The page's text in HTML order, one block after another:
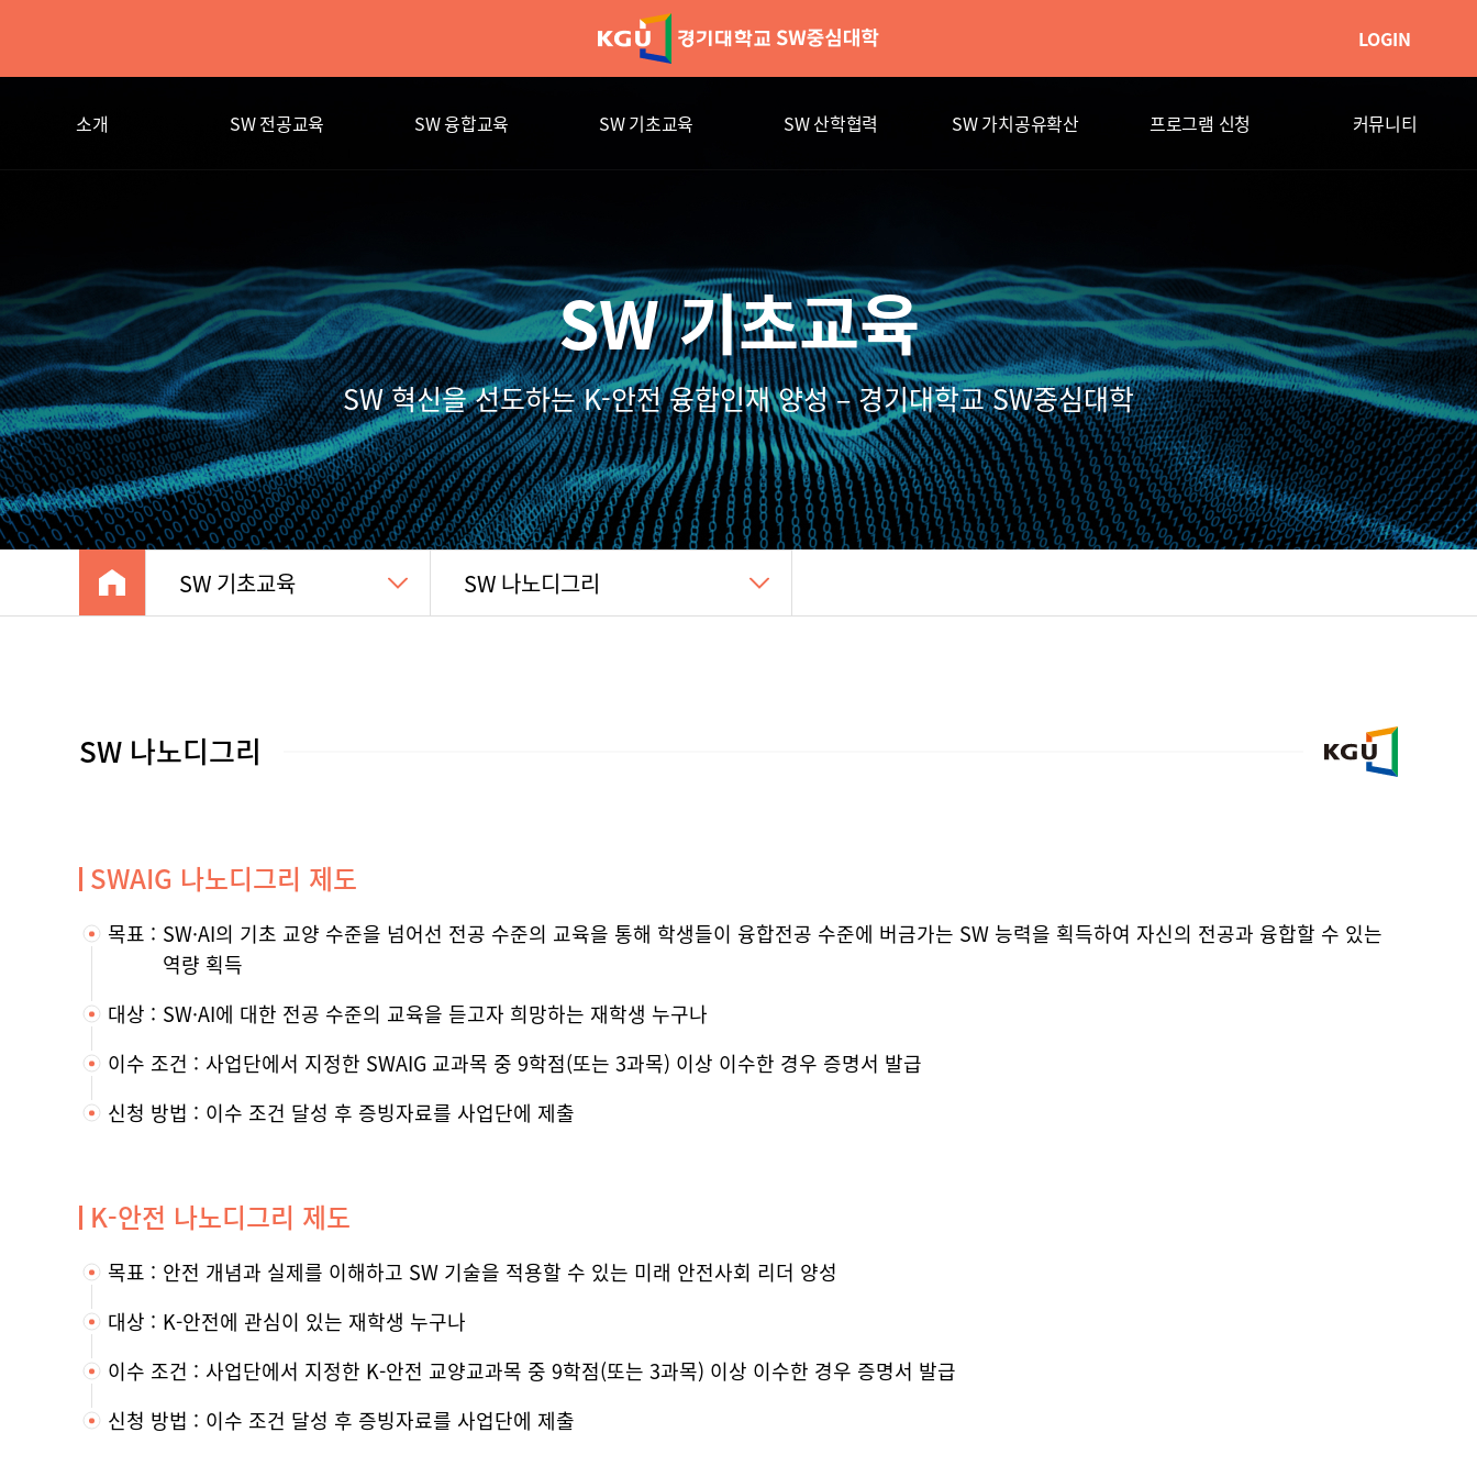
LOGIN
소개 SW 전공교육 SW 융합교육 SW 기초교육 SW 산학협력 SW 가치공유확산 프로그램 신청 커뮤니티
SW 기초교육
SW 혁신을 선도하는 K-안전 융합인재 양성– 경기대학교 SW중심대학
home
가
SW 기초교육
부
SW 나노디그리
부
SW 나노디그리
SWAIG 나노디그리 제도
목표
SW·AI의 기초 교양 수준을 넘어선 전공 수준의 교육을 통해 학생들이 융합전공 수준에 버금가는 SW 능력을 획득하여 자신의 전공과 융합할 수 있는
역량 획득
대상
SW·AI에 대한 전공 수준의 교육을 듣고자 희망하는 재학생 누구나
이수 조건
사업단에서 지정한 SWAIG 교과목 중 9학점(또는 3과목) 이상 이수한 경우 증명서 발급
신청 방법
이수 조건 달성 후 증빙자료를 사업단에 제출
K-안전 나노디그리 제도
목표
안전 개념과 실제를 이해하고 SW 기술을 적용할 수 있는 미래 안전사회 리더 양성
대상
K-안전에 관심이 있는 재학생 누구나
이수 조건
사업단에서 지정한 K-안전 교양교과목 중 9학점(또는 3과목) 이상 이수한 경우 증명서 발급
신청 방법
이수 조건 달성 후 증빙자료를 사업단에 제출